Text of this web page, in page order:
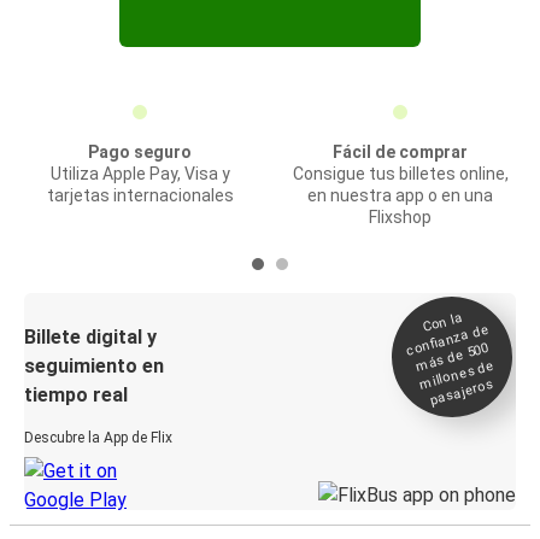
Pago seguro
Utiliza Apple Pay, Visa y
tarjetas internacionales
Fácil de comprar
Consigue tus billetes online,
en nuestra app o en una
Flixshop
Billete digital y
seguimiento en
tiempo real
Descubre la App de Flix
Con la
confianza de
más de 500
millones de
pasajeros